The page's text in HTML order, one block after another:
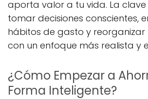
aporta valor a tu vida. La clave
tomar decisiones conscientes,
hábitos de gasto y reorganizar
con un enfoque más realista y
¿Cómo Empezar a
Forma Inteligente?